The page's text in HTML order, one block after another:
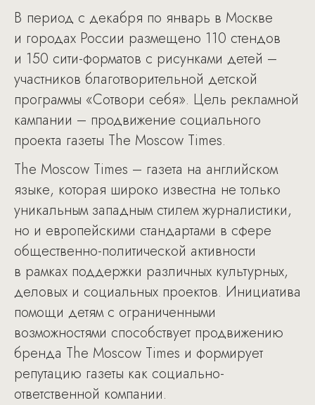
В период с декабря по январь в Москве
и городах России размещено 110 стендов
и 150 сити-форматов с рисунками детей –
участников благотворительной детской
программы «Сотвори себя». Цель рекламной
кампании – продвижение социального
проекта газеты The Moscow Times.
The Moscow Times – газета на английском
языке, которая широко известна не только
уникальным западным стилем журналистики,
но и европейскими стандартами в сфере
общественно-политической активности
в рамках поддержки различных культурных,
деловых и социальных проектов. Инициатива
помощи детям с ограниченными
возможностями способствует продвижению
бренда The Moscow Times и формирует
репутацию газеты как социально-
ответственной компании.